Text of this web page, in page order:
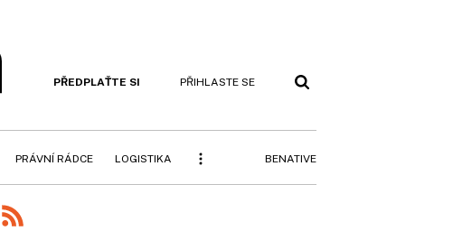
PŘEDPLAŤTE SI PŘIHLASTE SE
PRÁVNÍ RÁDCE LOGISTIKA BENATIVE